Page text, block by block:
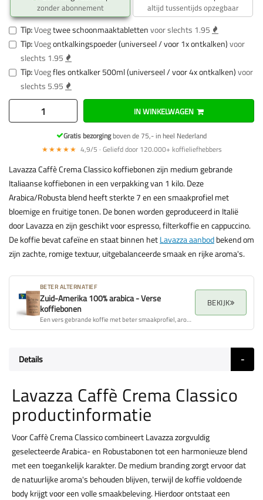
zonder abonnement altijd tussentijds opzegbaar
Tip:Voegtwee schoonmaaktablettenvoor slechts 1.95
Tip:Voegontkalkingspoeder (universeel / voor 1x ontkalken)voor
slechts 1.95
Tip:Voegfles ontkalker 500ml (universeel / voor 4x ontkalken)voor
slechts 5.95
IN WINKELWAGEN
Gratis bezorgingboven de 75,- in heel Nederland
★★★★★ 4,9/5 · Geliefd door 120.000+ koffieliefhebbers
Lavazza Caffè Crema Classico koffiebonen zijn medium gebrande
Italiaanse koffiebonen in een verpakking van 1 kilo. Deze
Arabica/Robusta blend heeft sterkte 7 en een smaakprofiel met
bloemige en fruitige tonen. De bonen worden geproduceerd in Italië
door Lavazza en zijn geschikt voor espresso, filterkoffie en cappuccino.
De koffie bevat cafeïne en staat binnen hetLavazza aanbodbekend om
zijn zachte, romige textuur, uitgebalanceerde smaak en rijke aroma's.
BETER ALTERNATIEF
Zuid-Amerika 100% arabica - Verse
koffiebonen
Een vers gebrande koffie met beter smaakprofiel, aroma en algehele kwaliteit.
BEKIJK
Details
Lavazza Caffè Crema Classico
productinformatie
Voor Caffè Crema Classico combineert Lavazza zorgvuldig
geselecteerde Arabica- en Robustabonen tot een harmonieuze blend
met een toegankelijk karakter. De medium branding zorgt ervoor dat
de natuurlijke aroma's behouden blijven, terwijl de koffie voldoende
body krijgt voor een volle smaakbeleving. Hierdoor ontstaat een